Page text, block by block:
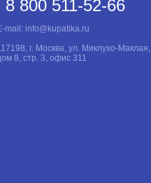
8 800 511-52-66
mail: info@kupatika.ru
г. Москва, ул. Миклухо-Маклая,
8, стр. 3, офис 311